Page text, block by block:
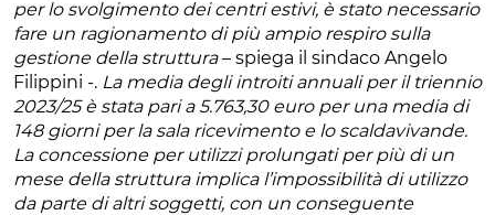
per lo svolgimento dei centri estivi, è stato necessario
fare un ragionamento di più ampio respiro sulla
gestione della struttura– spiega il sindaco Angelo
Filippini -. La media degli introiti annuali per il triennio
2023/25 è stata pari a 5.763,30 euro per una media di
148 giorni per la sala ricevimento e lo scaldavivande.
La concessione per utilizzi prolungati per più di un
mese della struttura implica l’impossibilità di utilizzo
da parte di altri soggetti, con un conseguente